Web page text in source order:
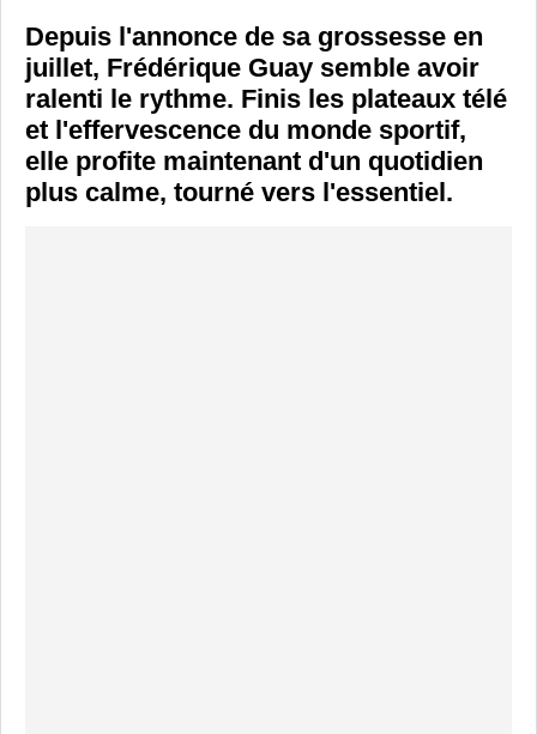
Depuis l'annonce de sa grossesse en
juillet, Frédérique Guay semble avoir
ralenti le rythme. Finis les plateaux télé
et l'effervescence du monde sportif,
elle profite maintenant d'un quotidien
plus calme, tourné vers l'essentiel.